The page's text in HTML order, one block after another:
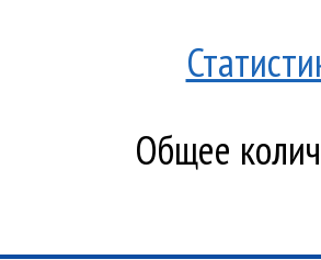
Общее